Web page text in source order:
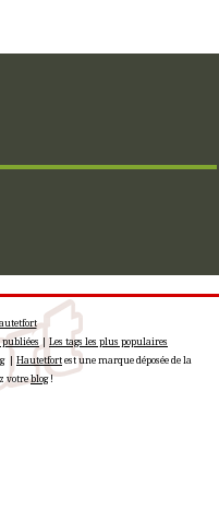
publiées |Les tags les plus populaires
| Hautetfortest une marque déposée de la
votreblog!